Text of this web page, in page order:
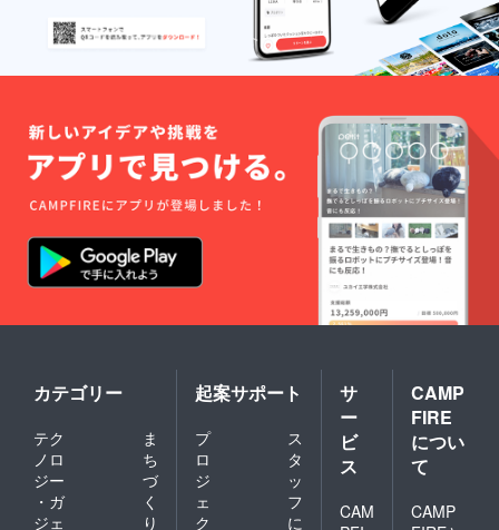
カテゴリー
テク
ノロ
ジー
・ガ
ジェ
ま
ち
づ
く
り
起案サポート
プ
ロ
ジ
ェ
ク
ス
タ
ッ
フ
に
サ
ー
ビ
ス
CAM
CAMP
FIRE
につい
て
CAMP